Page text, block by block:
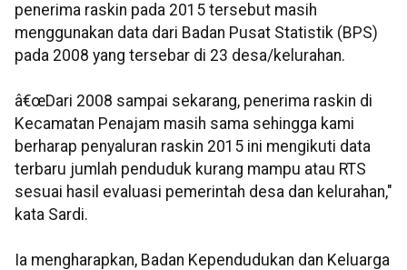
penerima raskin pada 2015 tersebut masih
menggunakan data dari Badan Pusat Statistik (BPS)
pada 2008 yang tersebar di 23 desa/kelurahan.
â€œDari 2008 sampai sekarang, penerima raskin di
Kecamatan Penajam masih sama sehingga kami
berharap penyaluran raskin 2015 ini mengikuti data
terbaru jumlah penduduk kurang mampu atau RTS
sesuai hasil evaluasi pemerintah desa dan kelurahan,"
kata Sardi.
Ia mengharapkan, Badan Kependudukan dan Keluarga